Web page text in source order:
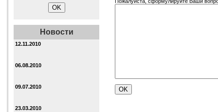
Новости
12.11.2010
06.08.2010
09.07.2010
23.03.2010